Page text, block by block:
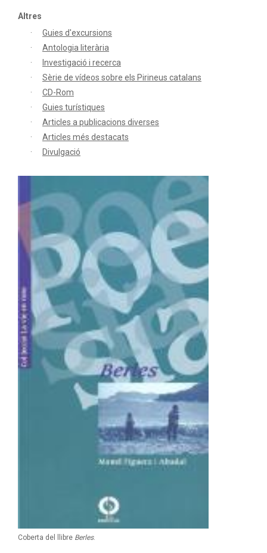
Coberta del llibre Berles.
Altres
Guies d'excursions
Antologia literària
Investigació i recerca
Sèrie de vídeos sobre els Pirineus catalans
CD-Rom
Guies turístiques
Articles a publicacions diverses
Articles més destacats
Divulgació